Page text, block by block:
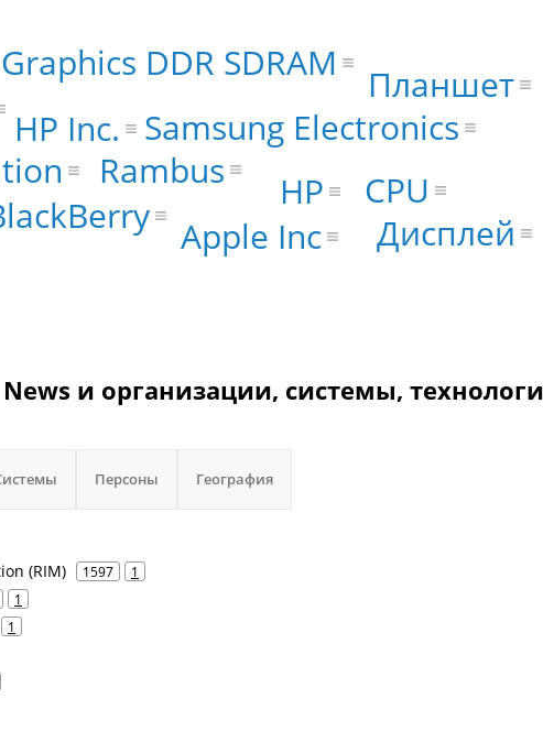
Rambus
Samsung Electronics
HP
HP Inc.
Apple Inc
Дисплей
Планшет
Graphics DDR SDRAM
CPU
и организации, системы,
Персоны География
(RIM) 1597 1
1
1